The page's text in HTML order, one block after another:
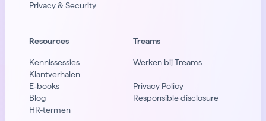
Privacy & Security
Resources
Kennissessies
Klantverhalen
E-books
Blog
HR-termen
Treams
Werken bij Treams
Privacy Policy
Responsible disclosure